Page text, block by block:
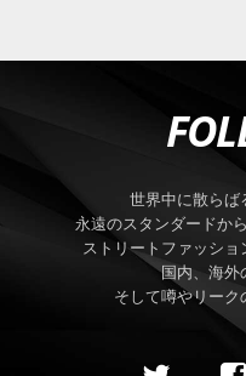
世界中に散らば
永遠のスタンダードか
ストリートファッシ
国内、海外
そして噂やリーク